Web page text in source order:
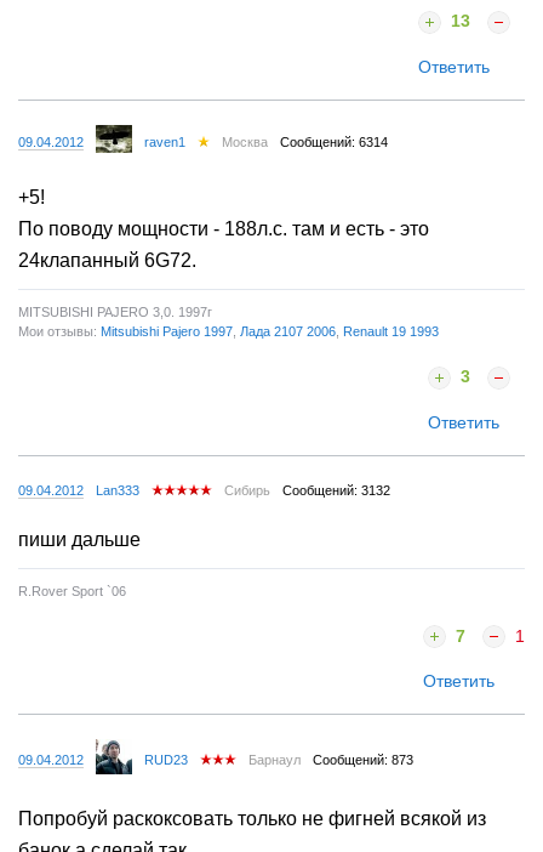
13
Ответить
09.04.2012 raven1 Москва Сообщений: 6314
+5!
По поводу мощности - 188л.с. там и есть - это
24клапанный 6G72.
MITSUBISHI PAJERO 3,0. 1997г
Мои отзывы: Mitsubishi Pajero 1997 Лада 2107 2006 Renault 19 1993
3
Ответить
09.04.2012 Lan333 Сибирь Сообщений: 3132
пиши дальше
R.Rover Sport `06
7 1
Ответить
09.04.2012 RUD23 Барнаул Сообщений: 873
Попробуй раскоксовать только не фигней всякой из